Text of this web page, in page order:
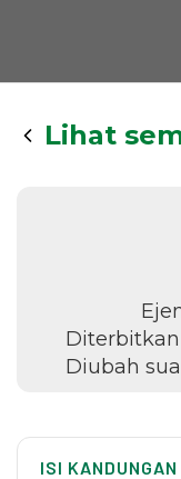
Lihat
Diterbitkan
Diubah
ISI KANDUNGAN